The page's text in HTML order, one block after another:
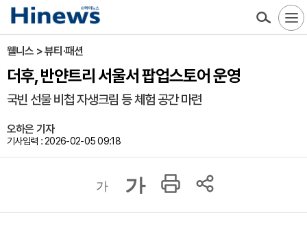
웰니스 > 뷰티·패션
더후, 반얀트리 서울서 팝업스토어 운영
국빈 선물 비첩 자생크림 등 체험 공간 마련
오하은 기자
기사입력 : 2026-02-05 09:18
가 가